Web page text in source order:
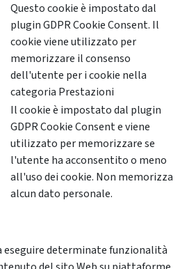
Questo cookie è impostato dal
plugin GDPR Cookie Consent. Il
cookie viene utilizzato per
memorizzare il consenso
dell'utente per i cookie nella
categoria Prestazioni
Il cookie è impostato dal plugin
GDPR Cookie Consent e viene
utilizzato per memorizzare se
l'utente ha acconsentito o meno
all'uso dei cookie. Non memorizza
alcun dato personale.
eseguire determinate funzionalità